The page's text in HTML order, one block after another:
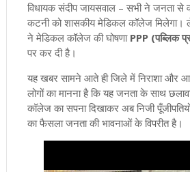
विधायक संदीप जायसवाल – सभी ने जनता से
कटनी को शासकीय मेडिकल कॉलेज
ने मेडिकल कॉलेज की घोषणा PPP (पब्लिक
पर कर दी है।
यह खबर सामने आते ही जिले में निराशा और
लोगों का मानना है कि यह जनता के साथ
कॉलेज का सपना दिखाकर अब निजी
का फैसला जनता की भावनाओं के विपरीत है।